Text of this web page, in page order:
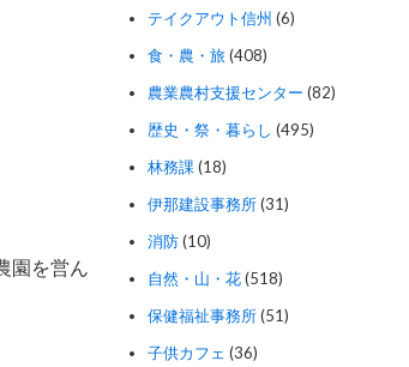
園を営ん
テイクアウト信州 (6)
食・農・旅(408)
農業農村支援センター (82)
歴史・祭・暮らし (495)
林務課 (18)
伊那建設事務所(31)
消防(10)
自然・山・花(518)
保健福祉事務所(51)
子供カフェ (36)